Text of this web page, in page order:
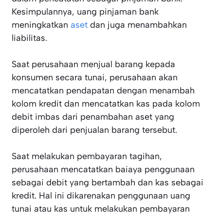
Kesimpulannya, uang pinjaman bank
meningkatkan aset dan juga menambahkan
liabilitas.
Saat perusahaan menjual barang kepada
konsumen secara tunai, perusahaan akan
mencatatkan pendapatan dengan menambah
kolom kredit dan mencatatkan kas pada kolom
debit imbas dari penambahan aset yang
diperoleh dari penjualan barang tersebut.
Saat melakukan pembayaran tagihan,
perusahaan mencatatkan baiaya penggunaan
sebagai debit yang bertambah dan kas sebagai
kredit. Hal ini dikarenakan penggunaan uang
tunai atau kas untuk melakukan pembayaran